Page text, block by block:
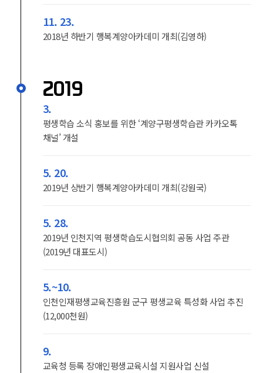
11. 23.
2018년 하반기 행복계양아카데미 개최(김영하)
2019
3.
평생학습 소식 홍보를 위한 ‘계양구평생학습관 카카오톡
채널’ 개설
5. 20.
2019년 상반기 행복계양아카데미 개최(강원국)
5. 28.
2019년 인천지역 평생학습도시협의회 공동 사업 주관
(2019년 대표도시)
5.~10.
인천인재평생교육진흥원 군구 평생교육 특성화 사업 추진
(12,000천원)
9.
교육청 등록 장애인평생교육시설 지원사업 신설